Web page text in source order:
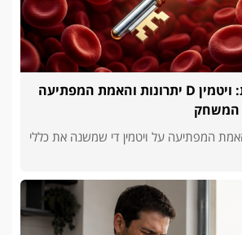
הורמון בתחפושת: ויטמין D יתרונות והאמת המפתיעה
המשחק
המפתיעה על ויטמין די שמשנה את כללי